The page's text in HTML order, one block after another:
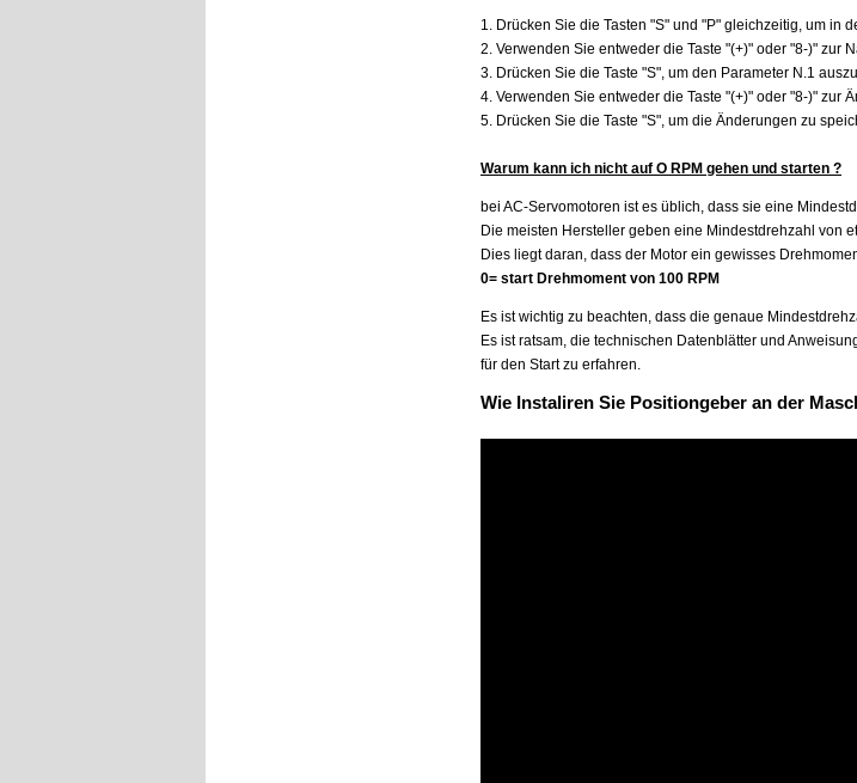
1. Drücken Sie die Tasten "S" und "P" gleichzeitig, um in
2. Verwenden Sie entweder die Taste "(+)" oder "8-)" zur
3. Drücken Sie die Taste "S", um den Parameter N.1
4. Verwenden Sie entweder die Taste "(+)" oder "8-)" zur
5. Drücken Sie die Taste "S", um die Änderungen zu
Warum kann ich nicht auf O RPM gehen und starten ?
bei AC-Servomotoren ist es üblich, dass sie eine
Die meisten Hersteller geben eine Mindestdrehzahl von
Dies liegt daran, dass der Motor ein gewisses
0= start Drehmoment von 100 RPM
Es ist wichtig zu beachten, dass die genaue
Es ist ratsam, die technischen Datenblätter und
für den Start zu erfahren.
Wie Instaliren Sie Positiongeber an der